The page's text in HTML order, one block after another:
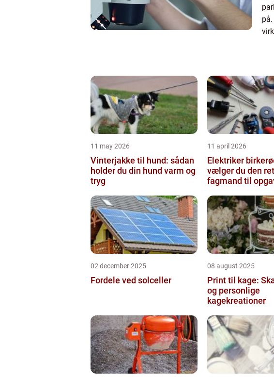
11 may 2026
Vinterjakke til hund: sådan
holder du din hund varm og
tryg
11 april 2026
Elektriker birkerød
vælger du den
fagmand til
02 december 2025
Fordele ved solceller
08 august 2025
Print til kage:
og personlige
kagekreationer